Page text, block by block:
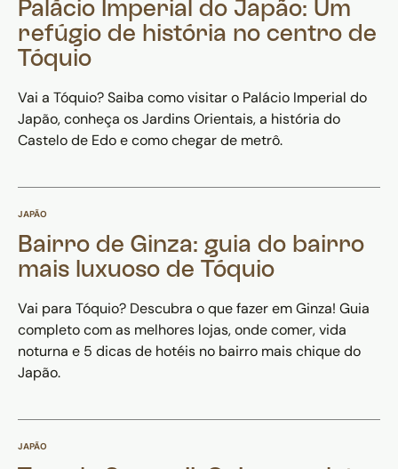
Palácio Imperial do Japão: Um
refúgio de história no centro de
Tóquio
Vai a Tóquio? Saiba como visitar o Palácio Imperial do
Japão, conheça os Jardins Orientais, a história do
Castelo de Edo e como chegar de metrô.
JAPÃO
Bairro de Ginza: guia do bairro
mais luxuoso de Tóquio
Vai para Tóquio? Descubra o que fazer em Ginza! Guia
completo com as melhores lojas, onde comer, vida
noturna e 5 dicas de hotéis no bairro mais chique do
Japão.
JAPÃO